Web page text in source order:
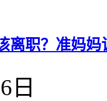
离职？准妈
日